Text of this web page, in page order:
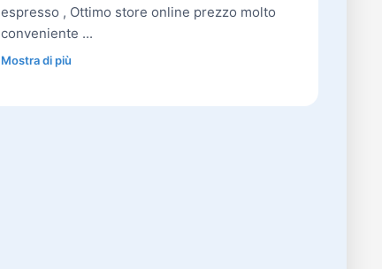
espresso , Ottimo store online prezzo molto
conveniente ...
Mostra di più